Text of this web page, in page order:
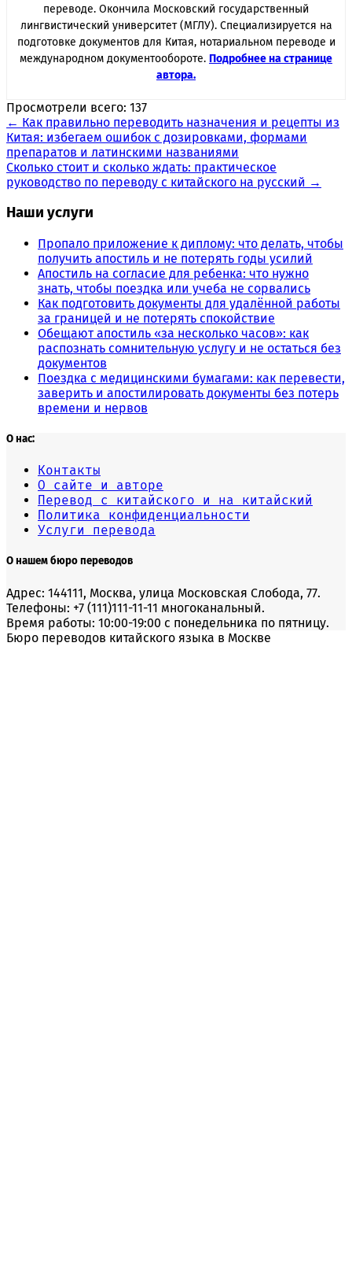
переводе. Окончила Московский государственный
лингвистический университет (МГЛУ). Специализируется на
подготовке документов для Китая, нотариальном переводе и
международном документообороте. Подробнее на странице
автора.
Просмотрели всего: 137
Навигация
по
записям
← Как правильно переводить назначения и рецепты из
Китая: избегаем ошибок с дозировками, формами
препаратов и латинскими названиями
Сколько стоит и сколько ждать: практическое
руководство по переводу с китайского на русский →
Наши услуги
Пропало приложение к диплому: что делать, чтобы
получить апостиль и не потерять годы усилий
Апостиль на согласие для ребенка: что нужно
знать, чтобы поездка или учеба не сорвались
Как подготовить документы для удалённой работы
за границей и не потерять спокойствие
Обещают апостиль «за несколько часов»: как
распознать сомнительную услугу и не остаться без
документов
Поездка с медицинскими бумагами: как перевести,
заверить и апостилировать документы без потерь
времени и нервов
О нас:
Контакты
О сайте и авторе
Перевод с китайского и на китайский
Политика конфиденциальности
Услуги перевода
О нашем бюро переводов
Адрес: 144111, Москва, улица Московская Слобода, 77.
Телефоны: +7 (111)111-11-11 многоканальный.
Время работы: 10:00-19:00 с понедельника по пятницу.
Бюро переводов китайского языка в Москве